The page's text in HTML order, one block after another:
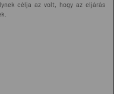
célja az volt, hogy az eljárás